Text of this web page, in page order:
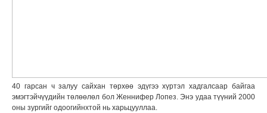
40 гарсан ч залуу сайхан төрхөө эдүгээ хүртэл хадгалсаар байгаа
эмэгтэйчүүдийн төлөөлөл бол Женнифер Лопез. Энэ удаа түүний 2000
оны зургийг одоогийнхтой нь харьцууллаа.